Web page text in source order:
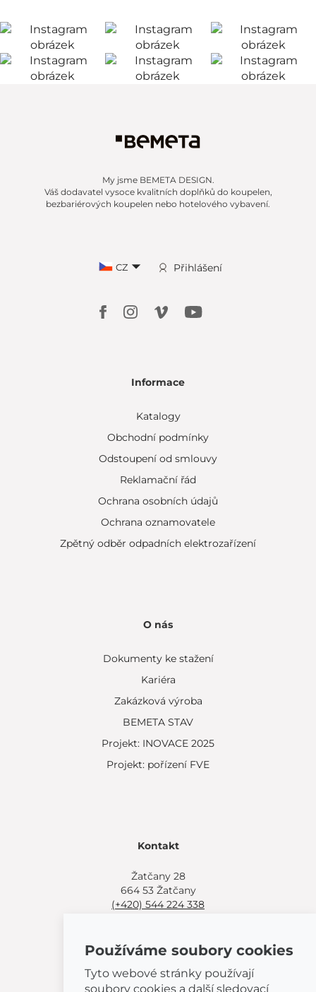
My jsme BEMETA DESIGN.
Váš dodavatel vysoce kvalitních doplňků do koupelen,
bezbariérových koupelen nebo hotelového vybavení.
CZ Přihlášení
Informace
Katalogy
Obchodní podmínky
Odstoupení od smlouvy
Reklamační řád
Ochrana osobních údajů
Ochrana oznamovatele
Zpětný odběr odpadních elektrozařízení
O nás
Dokumenty ke stažení
Kariéra
Zakázková výroba
BEMETA STAV
Projekt: INOVACE 2025
Projekt: pořízení FVE
Kontakt
Žatčany 28
664 53 Žatčany
(+420) 544 224 338
Další možnosti nákupu:
Najděte si prodejce poblíž.
Nebo volejte(+420) 544 224 338.
Používáme soubory cookies
Tyto webové stránky používají
soubory cookies a další sledovací